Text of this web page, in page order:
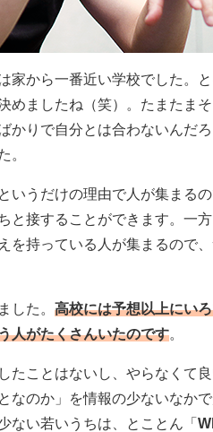
家から一番近い学校でした。
めましたね（笑）。たまたま
かりで自分とは合わないんだ
。
いうだけの理由で人が集まる
と接することができます。一
を持っている人が集まるので
した。 高校には予想以上にい
人がたくさんいたのです。
たことはないし、やらなくて
なのか」を情報の少ないなか
ない若いうちは、とことん「